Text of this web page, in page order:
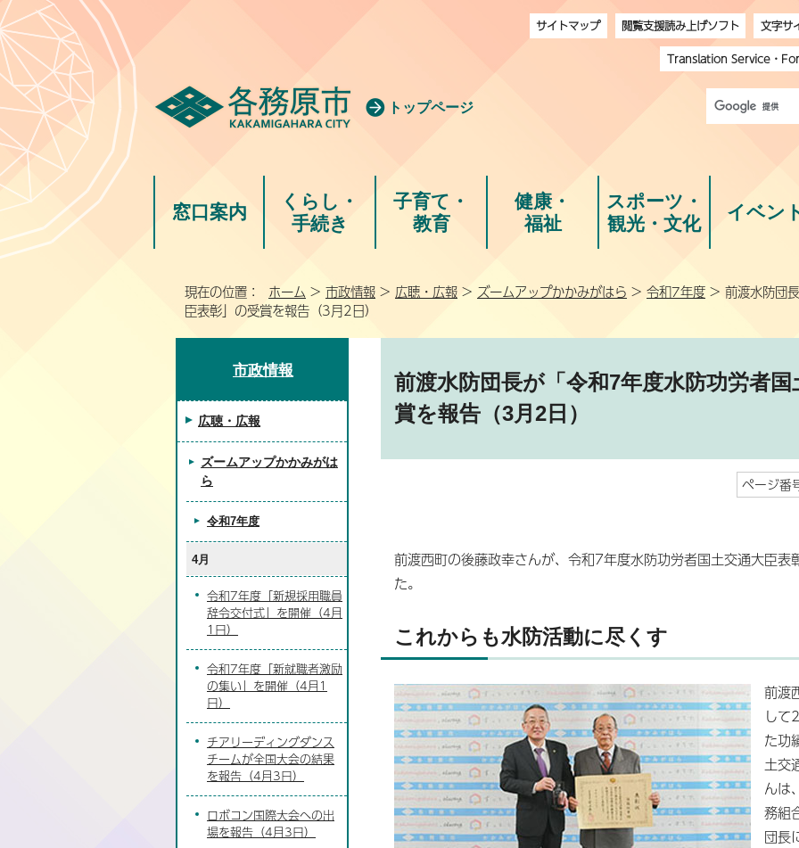
トップページ
サイトマップ 閲覧支援読み上げソフト
文字サ
Translation Service・
窓口案内
くらし・
手続き
子育て・
教育
健康・
福祉
スポーツ・
観光・文化
イベン
現在の位置： ホーム > 市政情報 > 広聴・広報 > ズームアップかかみがはら > 令和7年度 > 前渡水防団
臣表彰」の受賞を報告（3月2日）
前渡水防団長が「令和7年度水防功労者
賞を報告（3月2日）
ページ
前渡西町の後藤政幸さんが、令和7年度水防功労者国土交通大臣
た。
これからも水防活動に尽くす
前渡
して
た功
土交
んは
務組
団長
市政情報
広聴・広報
ズームアップかかみがは
ら
令和7年度
4月
令和7年度「新規採用職員
辞令交付式」を開催（4月
1日）
令和7年度「新就職者激励
の集い」を開催（4月1
日）
チアリーディングダンス
チームが全国大会の結果
を報告（4月3日）
ロボコン国際大会への出
場を報告（4月3日）